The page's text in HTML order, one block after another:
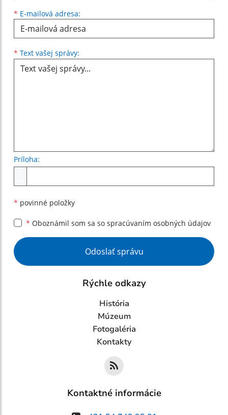
* E-mailová adresa:
* Text vašej správy:
Príloha:
* povinné položky
* Oboznámil som sa so spracúvaním osobných údajov
Google reCaptcha Response
Odoslať správu
Rýchle odkazy
História
Múzeum
Fotogaléria
Kontakty
Kontaktné informácie